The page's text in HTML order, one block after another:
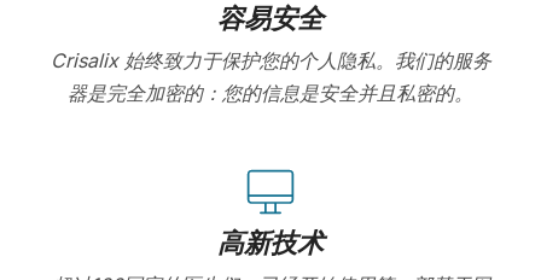
容易安全
Crisalix 始终致力于保护您的个人隐私。我们的服务
器是完全加密的：您的信息是安全并且私密的。
高新技术